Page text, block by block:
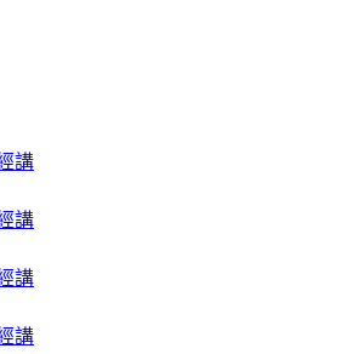
講
講
講
講